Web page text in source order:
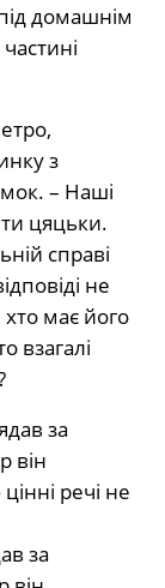
домашнім
з
– Наші
цяцьки.
справі
не
має його
взагалі
за